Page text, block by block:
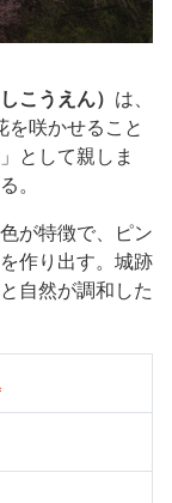
こうえん） は、
を咲かせること
として親しま
。
が特徴で、ピン
作り出す。城跡
自然が調和した